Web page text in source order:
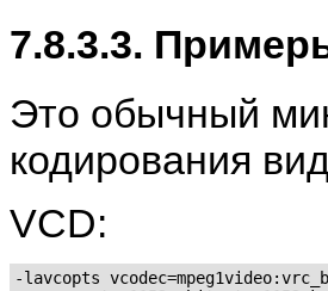
7.8.3.3.
Это обычный
кодирования
VCD:
-lavcopts